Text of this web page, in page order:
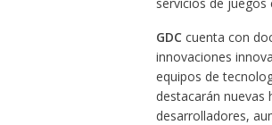
GDCcuenta con
innovaciones
equipos de
destacarán nuevas
desarrolladores,